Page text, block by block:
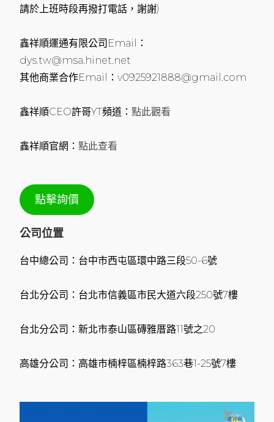
請於上班時段再撥打電話，謝謝)
鑫祥順運通有限公司Email：
dys.tw@msa.hinet.net
其他商業合作Email：v0925921888@gmail.com
鑫祥順CEO許哥YT頻道：點此觀看
鑫祥順官網：點此查看
點擊詢價
公司位置
台中總公司：台中市西屯區環中路三段50-6號
台北分公司：台北市信義區市民大道六段250號7樓
台北分公司：新北市泰山區磚雅厝路11號之20
高雄分公司：高雄市楠梓區楠梓路363巷1-25號7樓